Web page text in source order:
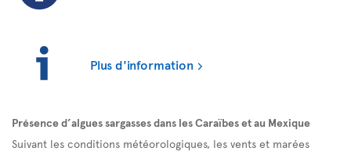
Plus d'information
Présence d’algues sargasses dans les Caraïbes et au Mexique
Suivant les conditions météorologiques, les vents et marées